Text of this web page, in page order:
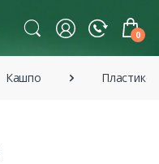
0
Кашпо